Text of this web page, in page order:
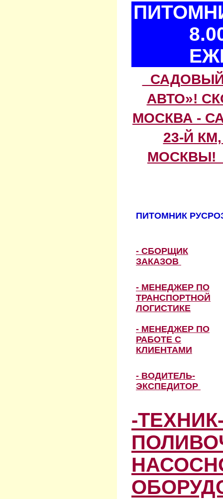
АВТО»!
МОСКВА -
23-Й
МОСКВЫ!
ПИТОМНИК
- СБОРЩИК
ЗАКАЗОВ
- МЕНЕДЖЕР ПО
ТРАНСПОРТНОЙ
ЛОГИСТИКЕ
- МЕНЕДЖЕР ПО
РАБОТЕ С
КЛИЕНТАМИ
- ВОДИТЕЛЬ-
ЭКСПЕДИТОР
-